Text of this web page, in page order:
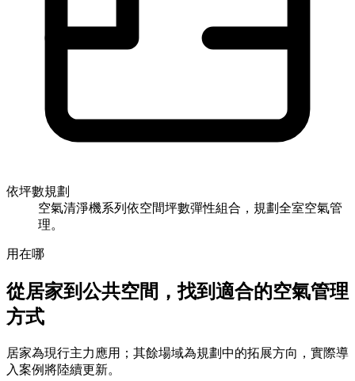
依坪數規劃
空氣清淨機系列依空間坪數彈性組合，規劃全室空氣管
理。
用在哪
從居家到公共空間，找到適合的空氣管理
方式
居家為現行主力應用；其餘場域為規劃中的拓展方向，實際導
入案例將陸續更新。